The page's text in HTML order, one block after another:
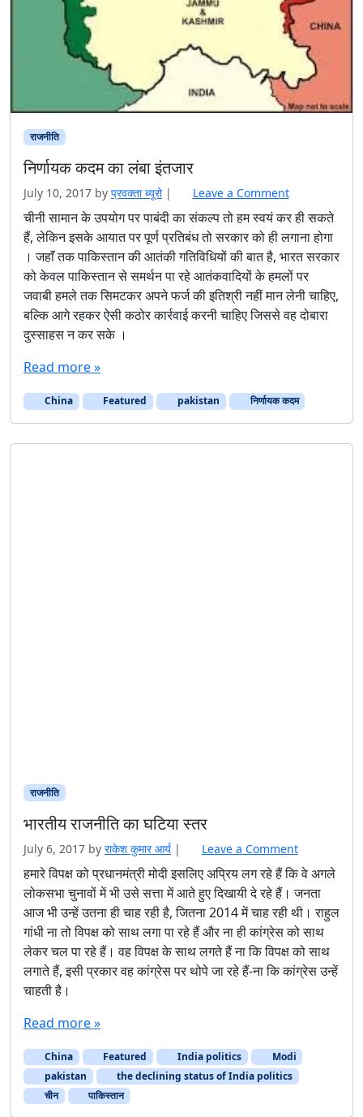
राजनीति
निर्णायक कदम का लंबा इंतजार
July 10, 2017 by प्रवक्‍ता ब्यूरो | Leave a Comment
चीनी सामान के उपयोग पर पाबंदी का संकल्प तो हम स्वयं कर ही सकते
हैं, लेकिन इसके आयात पर पूर्ण प्रतिबंध तो सरकार को ही लगाना होगा
। जहाॅं तक पाकिस्तान की आतंकी गतिविधियों की बात है, भारत सरकार
को केवल पाकिस्तान से समर्थन पा रहे आतंकवादियों के हमलों पर
जवाबी हमले तक सिमटकर अपने फर्ज की इतिश्री नहीं मान लेनी चाहिए,
बल्कि आगे रहकर ऐसी कठोर कार्रवाई करनी चाहिए जिससे वह दोबारा
दुस्साहस न कर सके ।
Read more »
China Featured pakistan निर्णायक कदम
हमारे विपक्ष को प्रधानमंत्री मोदी इसलिए अप्रिय लग रहे हैं कि वे अगले
लोकसभा चुनावों में भी उसे सत्ता में आते हुए दिखायी दे रहे हैं। जनता
आज भी उन्हें उतना ही चाह रही है, जितना 2014 में चाह रही थी। राहुल
गांधी ना तो विपक्ष को साथ लगा पा रहे हैं और ना ही कांग्रेस को साथ
लेकर चल पा रहे हैं। वह विपक्ष के साथ लगते हैं ना कि विपक्ष को साथ
लगाते हैं, इसी प्रकार वह कांग्रेस पर थोपे जा रहे हैं-ना कि कांग्रेस उन्हें
चाहती है।
Read more »
China India politics
Modi
pakistan
the declining status of India politics